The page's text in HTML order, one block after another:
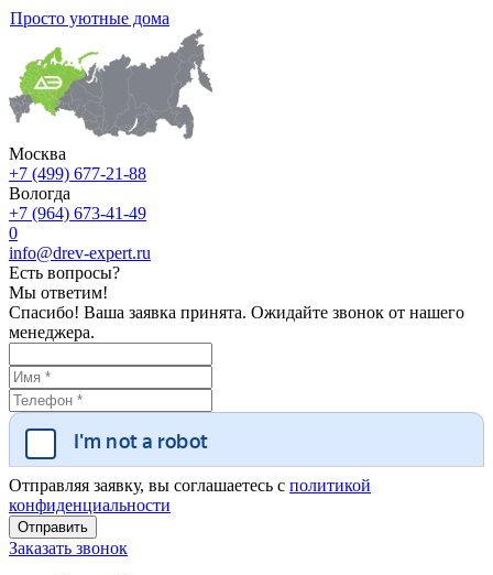
Просто уютные дома
Москва
+7 (499) 677-21-88
Вологда
+7 (964) 673-41-49
0
info@drev-expert.ru
Есть вопросы?
Мы ответим!
Спасибо! Ваша заявка принята. Ожидайте звонок от нашего
менеджера.
Отправляя заявку, вы соглашаетесь с политикой
конфиденциальности
Заказать звонок